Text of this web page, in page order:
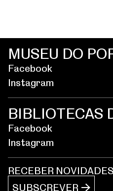
MUSEU DO
Facebook
Instagram
BIBLIOTECAS
Facebook
Instagram
RECEBER NOVIDADES
SUBSCREVER